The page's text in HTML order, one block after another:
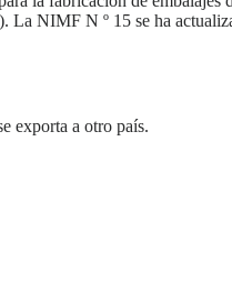
La NIMF N º 15 se ha
exporta a otro país.